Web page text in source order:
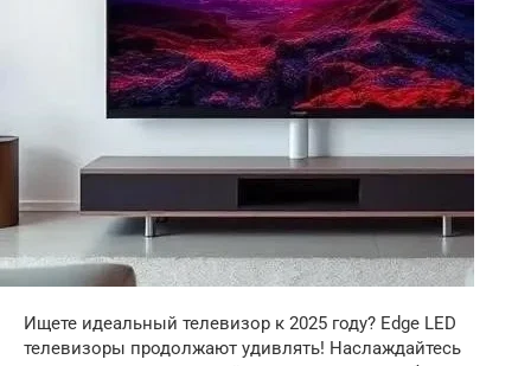
Ищете идеальный телевизор к 2025 году? Edge LED
телевизоры продолжают удивлять! Наслаждайтесь